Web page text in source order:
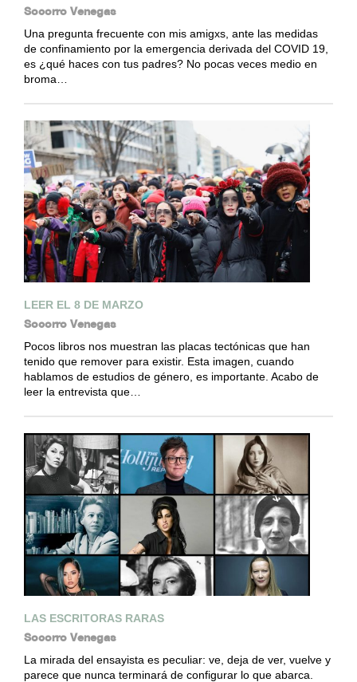
Socorro Venegas
Una pregunta frecuente con mis amigxs, ante las medidas
de confinamiento por la emergencia derivada del COVID 19,
es ¿qué haces con tus padres? No pocas veces medio en
broma…
LEER EL 8 DE MARZO
Socorro Venegas
Pocos libros nos muestran las placas tectónicas que han
tenido que remover para existir. Esta imagen, cuando
hablamos de estudios de género, es importante. Acabo de
leer la entrevista que…
LAS ESCRITORAS RARAS
Socorro Venegas
La mirada del ensayista es peculiar: ve, deja de ver, vuelve y
parece que nunca terminará de configurar lo que abarca.